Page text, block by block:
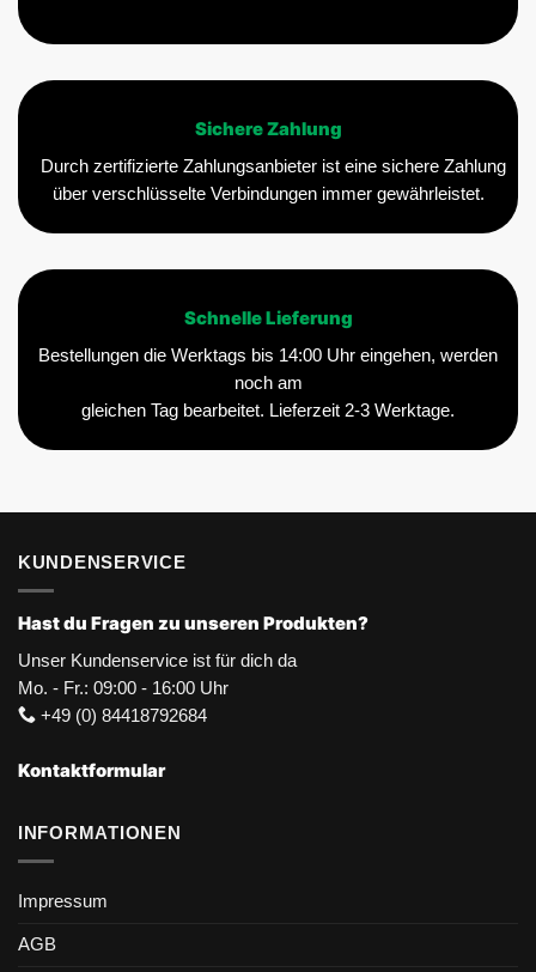
Sichere Zahlung
Durch zertifizierte Zahlungsanbieter ist eine sichere Zahlung
über verschlüsselte Verbindungen immer gewährleistet.
Schnelle Lieferung
Bestellungen die Werktags bis 14:00 Uhr eingehen, werden
noch am
gleichen Tag bearbeitet. Lieferzeit 2-3 Werktage.
KUNDENSERVICE
Hast du Fragen zu unseren Produkten?
Unser Kundenservice ist für dich da
Mo. - Fr.: 09:00 - 16:00 Uhr
+49 (0) 84418792684
Kontaktformular
INFORMATIONEN
Impressum
AGB